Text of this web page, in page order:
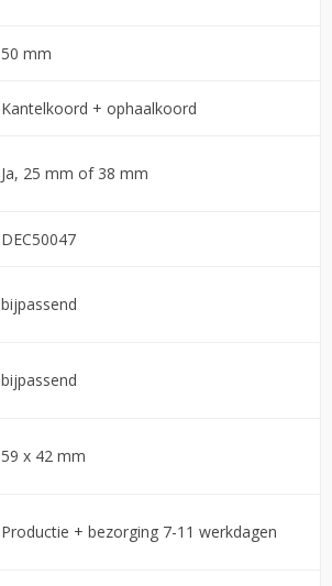
50 mm
Kantelkoord + ophaalkoord
Ja, 25 mm of 38 mm
DEC50047
bijpassend
bijpassend
59 x 42 mm
Productie + bezorging 7-11 werkdagen